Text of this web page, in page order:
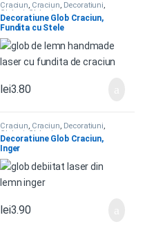
Craciun, Craciun, Decoratiuni,
Globuri
Globuri
Decoratiune Glob Craciun,
Fundita cu Stele
lei3.80
Craciun, Craciun, Decoratiuni,
Globuri
Globuri
Decoratiune Glob Craciun,
Inger
lei3.90